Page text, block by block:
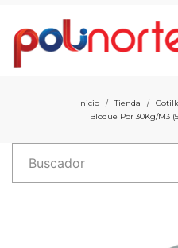
Inicio / Tienda /
Bloque Por 30Kg/M3